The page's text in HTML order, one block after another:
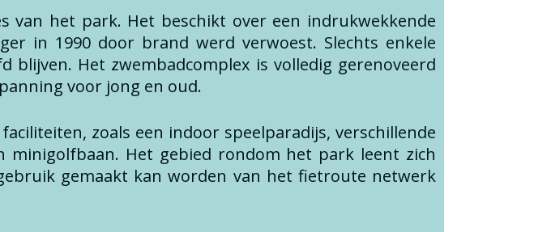
van het park. Het beschikt over een indrukwekkende
in 1990 door brand werd verwoest. Slechts enkele
Het zwembadcomplex is volledig gerenoveerd
voor jong en oud.
zoals een indoor speelparadijs, verschillende
Het gebied rondom het park leent zich
gemaakt kan worden van het fietroute netwerk